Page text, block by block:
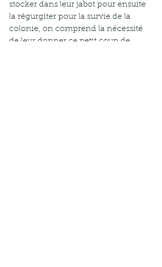
stocker dans leur jabot pour ensuite
la régurgiter pour la survie de la
colonie, on comprend la nécessité
de leur donner ce petit coup de